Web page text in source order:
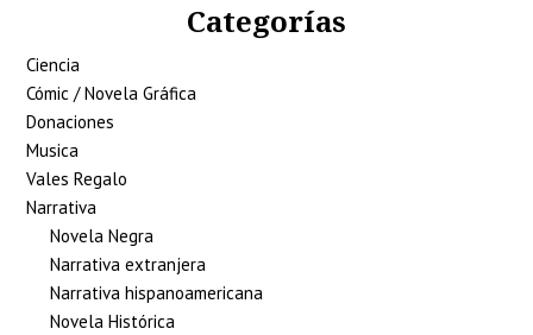
Categorías
Ciencia
Cómic / Novela Gráfica
Donaciones
Musica
Vales Regalo
Narrativa
Novela Negra
Narrativa extranjera
Narrativa hispanoamericana
Novela Histórica